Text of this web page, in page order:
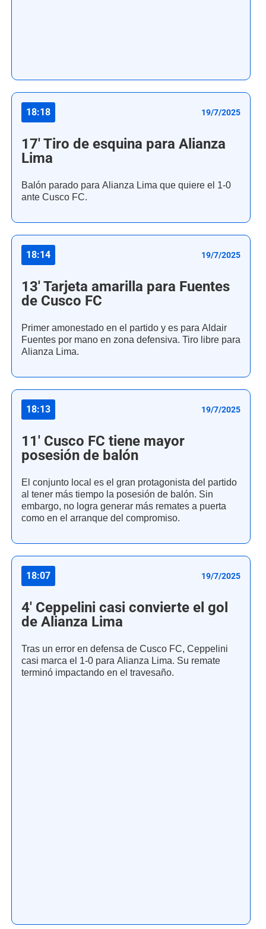
18:18 19/7/2025
17' Tiro de esquina para Alianza
Lima
Balón parado para Alianza Lima que quiere el 1-0
ante Cusco FC.
18:14 19/7/2025
13' Tarjeta amarilla para Fuentes
de Cusco FC
Primer amonestado en el partido y es para Aldair
Fuentes por mano en zona defensiva. Tiro libre para
Alianza Lima.
18:13 19/7/2025
11' Cusco FC tiene mayor
posesión de balón
El conjunto local es el gran protagonista del partido
al tener más tiempo la posesión de balón. Sin
embargo, no logra generar más remates a puerta
como en el arranque del compromiso.
18:07 19/7/2025
4' Ceppelini casi convierte el gol
de Alianza Lima
Tras un error en defensa de Cusco FC, Ceppelini
casi marca el 1-0 para Alianza Lima. Su remate
terminó impactando en el travesaño.